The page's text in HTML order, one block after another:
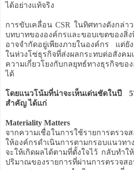
ได้อย่างแท้จริง
การขับเคลื่อน CSR ในทิศทางดังกล่า
บทบาทขององค์กรและขอบเขตของ
อาจจำกัดอยู่เพียงภายในองค์กร แต่ยั
ในห่วงโซ่ธุรกิจที่ส่งผลกระทบต่อสัง
ความเกี่ยวโยงกับกลยุทธ์ทางธุรกิจขอ
ได้
โดยแนวโน้มที่น่าจะเห็นเด่นชัดใน
สำคัญ ได้แก่
Materiality Matters
จากความเชื่อในการใช้รายการตรวจส
ให้องค์กรดำเนินการตามกรอบแนวท
จะให้เกิดผลได้ตามที่ตั้งใจไว้ กลับทำใ
ปริมาณของรายการที่ผ่านการตรวจส